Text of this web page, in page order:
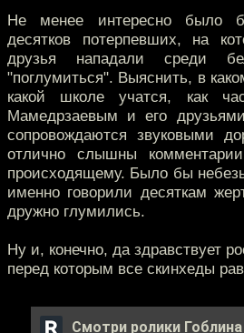
Не менее интересно было
десятков потерпевших, на
друзья нападали среди
"поглумиться". Выяснить, в
какой школе учатся, как
Мамедрзаевым и его
сопровождаются звуковыми
отлично слышны
происходящему. Было бы
именно говорили десяткам
дружно глумились.
Ну и, конечно, да здравствует
перед которым все скинхеды
Смотри ролики